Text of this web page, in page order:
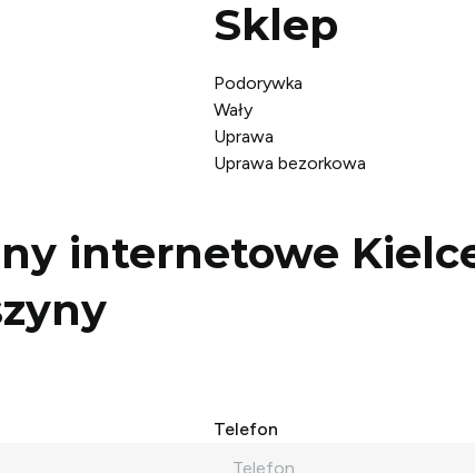
Sklep
Podorywka
Wały
Uprawa
Uprawa bezorkowa
internetowe
Telefon